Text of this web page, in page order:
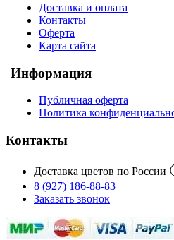
Доставка и оплата
Контакты
Оферта
Карта сайта
Информация
Публичная оферта
Политика
Контакты
Доставка цветов по России
8 (927) 186-88-83
Заказать звонок